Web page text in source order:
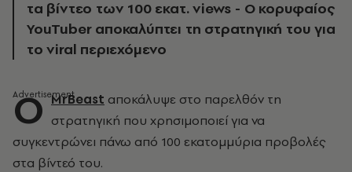
τα βίντεο των 100 εκατ. views - Ο κορυφαίος
YouTuber αποκαλύπτει τη στρατηγική του για
το viral περιεχόμενο
Ο MrBeast αποκάλυψε στο παρελθόν τη
στρατηγική που χρησιμοποιεί για να
συγκεντρώνει πάνω από 100 εκατομμύρια προβολές
στα βίντεό του.